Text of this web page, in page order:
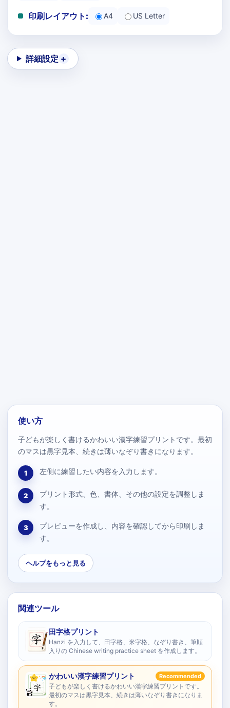
印刷レイアウト: A4 US Letter
詳細設定
使い方
子どもが楽しく書けるかわいい漢字練習プリントです。最初
のマスは黒字見本、続きは薄いなぞり書きになります。
1 左側に練習したい内容を入力します。
2
プリント形式、色、書体、その他の設定を調整しま
す。
3
プレビューを作成し、内容を確認してから印刷しま
す。
ヘルプをもっと見る
関連ツール
田字格プリント
Hanzi を入力して、田字格、米字格、なぞり書き、筆順
入りの Chinese writing practice sheet を作成します。
かわいい漢字練習プリント Recommended
子どもが楽しく書けるかわいい漢字練習プリントです。
最初のマスは黒字見本、続きは薄いなぞり書きになりま
す。